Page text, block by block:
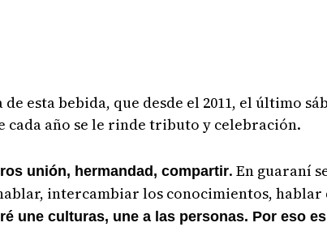
esta bebida, que desde el 2011, el último
cada año se le rinde tributo y celebración.
unión, hermandad, compartir. En guaraní
intercambiar los conocimientos, hablar
une culturas, une a las personas. Por eso es